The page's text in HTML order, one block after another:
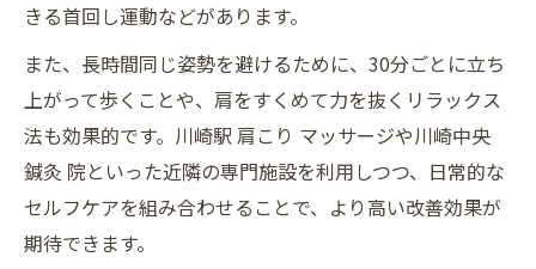
きる首回し運動などがあります。
また、長時間同じ姿勢を避けるために、30分ごとに立ち
上がって歩くことや、肩をすくめて力を抜くリラックス
法も効果的です。川崎駅 肩こり マッサージや川崎中央
鍼灸 院といった近隣の専門施設を利用しつつ、日常的な
セルフケアを組み合わせることで、より高い改善効果が
期待できます。